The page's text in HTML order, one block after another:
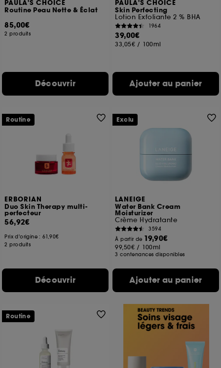
PAULA'S CHOICE
Routine Peau Nette & Éclat
85,00€
2 produits
Découvrir
PAULA'S CHOICE
Skin Perfecting
Lotion Exfoliante 2 % BHA
1964
39,00€
33,05€ / 100ml
Ajouter au panier
ERBORIAN
Duo Skin Therapy multi-
perfecteur
56,92€
Prix d'origine :61,90€
2 produits
Découvrir
Routine
LANEIGE
Water Bank Cream
Moisturizer
Crème Hydratante
3594
À partir de 19,90€
99,50€ / 100ml
3 contenances disponibles
Ajouter au panier
Exclu
Routine